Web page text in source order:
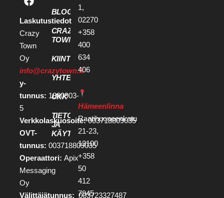
Laskutustiedot
Crazy
Town
Oy
info@crazytown.fi
y-
tunnus: 1880903-
5
Verkkolaskuosoite:003718809035
OVT-
tunnus: 003718809035
Operaattori: Apix
Messaging
Oy
Välittäjätunnus: 003723327487
BLOGI
CRAZY
TOWN
KIINTEISTÖKEHITTÄJILLE
YHTEYSTIEDOT
UKK
TIETOSUOJA
JA
KÄYTTÖEHDOT
1,
02270
+358
400
634
406
Hämeenlinna
Raatihuoneenkatu
21-23,
13100
+358
50
412
7945